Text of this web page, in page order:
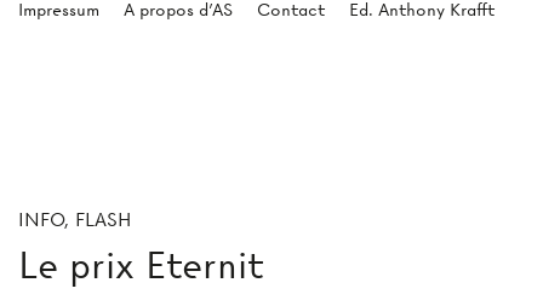
INFO, FLASH
Le prix Eternit
Impressum
A propos d'AS Contact Ed. Anthony Krafft